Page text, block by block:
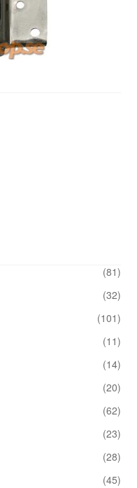
(81)
(32)
(101)
(11)
(14)
(20)
(62)
(23)
(28)
(45)